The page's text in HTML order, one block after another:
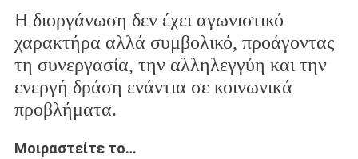
Η διοργάνωση δεν έχει αγωνιστικό
χαρακτήρα αλλά συμβολικό, προάγοντας
τη συνεργασία, την αλληλεγγύη και την
ενεργή δράση ενάντια σε κοινωνικά
προβλήματα.
Μοιραστείτε το…